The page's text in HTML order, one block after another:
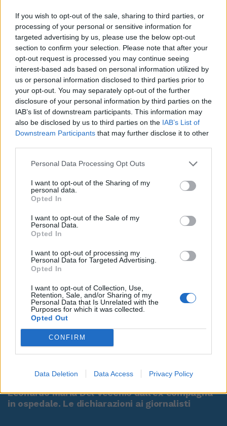
If you wish to opt-out of the sale, sharing to third parties, or
processing of your personal or sensitive information for
targeted advertising by us, please use the below opt-out
section to confirm your selection. Please note that after your
opt-out request is processed you may continue seeing
interest-based ads based on personal information utilized by
us or personal information disclosed to third parties prior to
your opt-out. You may separately opt-out of the further
disclosure of your personal information by third parties on the
IAB’s list of downstream participants. This information may
also be disclosed by us to third parties on the IAB’s List of
Downstream Participants that may further disclose it to other
Personal Data Processing Opt Outs
I want to opt-out of the Sharing of my
personal data.
Opted In
I want to opt-out of the Sale of my
Personal Data.
Opted In
I want to opt-out of processing my
Personal Data for Targeted Advertising.
Opted In
I want to opt-out of Collection, Use,
Retention, Sale, and/or Sharing of my
Personal Data that Is Unrelated with the
Purposes for which it was collected.
Opted Out
CONFIRM
Data Deletion Data Access Privacy Policy
Leonardo Maria Del Vecchio dall'ex compagna
in ospedale. Le dichiarazioni ai giornalisti